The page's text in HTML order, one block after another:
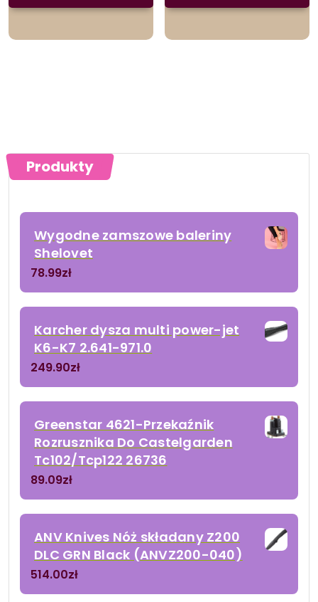
Produkty
Wygodne zamszowe baleriny
Shelovet
78.99zł
Karcher dysza multi power-jet
K6-K7 2.641-971.0
249.90zł
Greenstar 4621-Przekaźnik
Rozrusznika Do Castelgarden
Tc102/Tcp122 26736
89.09zł
ANV Knives Nóż składany Z200
DLC GRN Black (ANVZ200-040)
514.00zł